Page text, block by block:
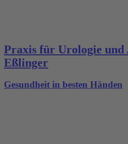
Praxis für Urologie und
Eßlinger
Gesundheit in besten Händen